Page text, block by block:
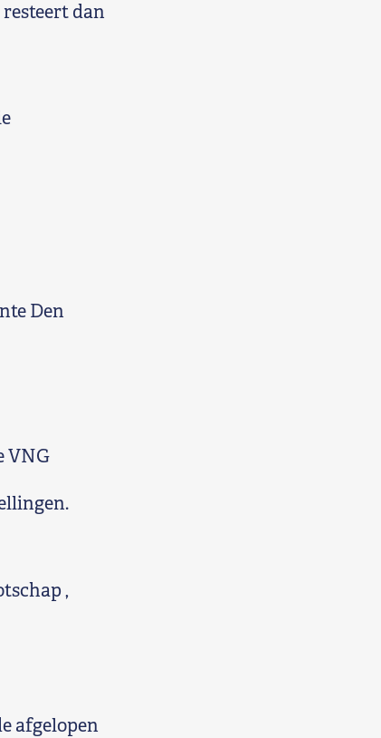
dan
Den
VNG
,
afgelopen